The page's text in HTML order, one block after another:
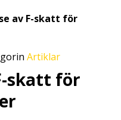
av F-skatt för
Artiklar
skatt för